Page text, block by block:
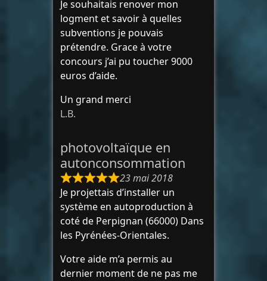
Je souhaitais renover mon
logment et savoir à quelles
subventions je pouvais
prétendre. Grace à votre
concours j’ai pu toucher 9000
euros d’aide.
Un grand merci
L.B.
photovoltaïque en
autonconsommation
23 mai 2018
Je projettais d’installer un
système en autoproduction à
coté de Perpignan (66000) Dans
les Pyrénées-Orientales.
Votre aide m’a permis au
dernier moment de ne pas me